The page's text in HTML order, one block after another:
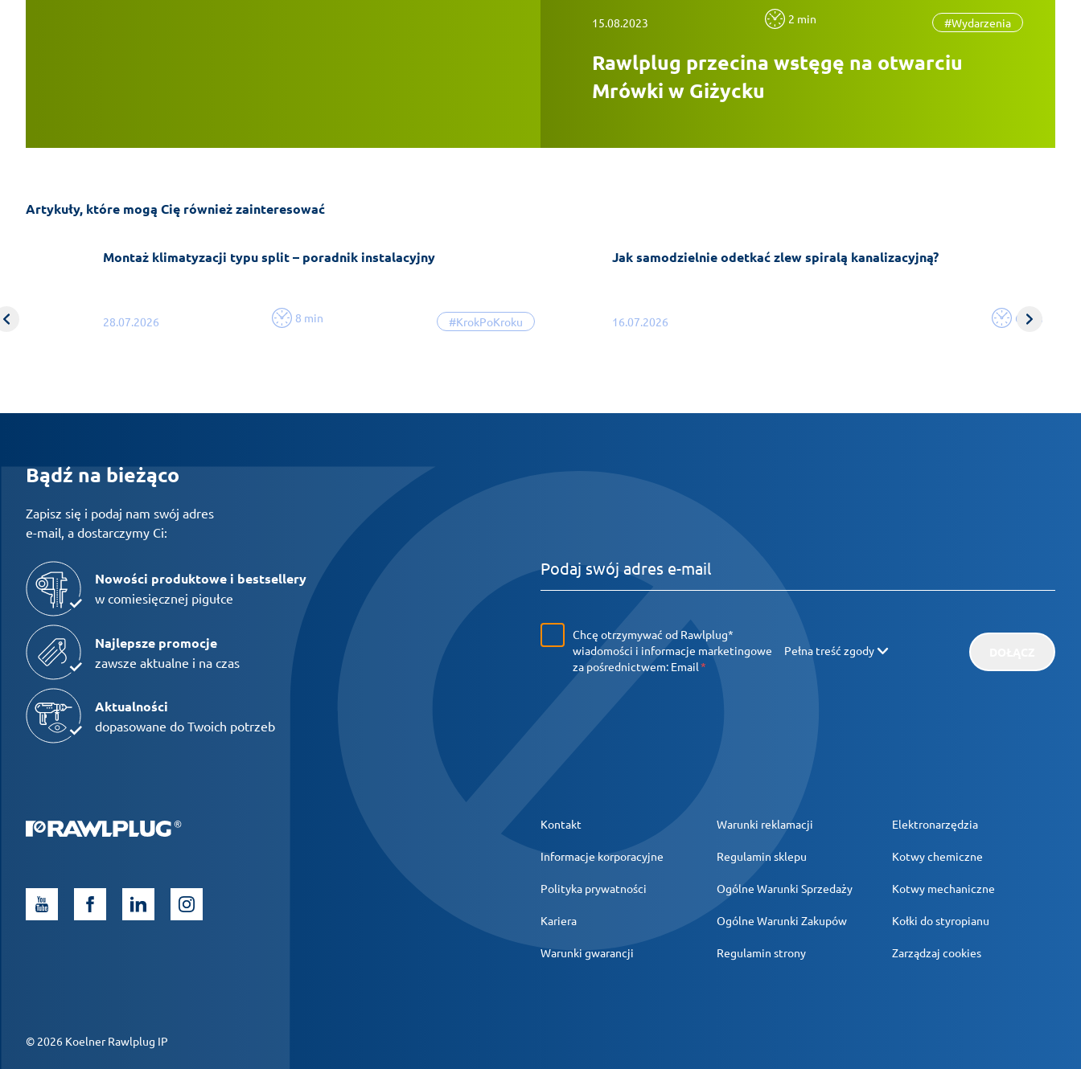
15.08.2023 2 min #Wydarzenia
Rawlplug przecina wstęgę na otwarciu
Mrówki w Giżycku
Artykuły, które mogą Cię również zainteresować
28.07.2026 8 min #KrokPoKroku
Montaż klimatyzacji typu split – poradnik instalacyjny
16.07.2026 6 min
Jak samodzielnie odetkać zlew spiralą kanalizacyjną?
Bądź na bieżąco
Zapisz się i podaj nam swój adres
e-mail, a dostarczymy Ci:
Nowości produktowe i bestsellery
w comiesięcznej pigułce
Najlepsze promocje
zawsze aktualne i na czas
Aktualności
dopasowane do Twoich potrzeb
Chcę otrzymywać od Rawlplug*
wiadomości i informacje marketingowe
za pośrednictwem: Email
Pełna treść zgody
Kontakt
Informacje korporacyjne
Polityka prywatności
Kariera
Warunki gwarancji
Warunki reklamacji
Regulamin sklepu
Ogólne Warunki Sprzedaży
Ogólne Warunki Zakupów
Regulamin strony
Elektronarzędzia
Kotwy chemiczne
Kotwy mechaniczne
Kołki do styropianu
Zarządzaj cookies
© 2026 Koelner Rawlplug IP